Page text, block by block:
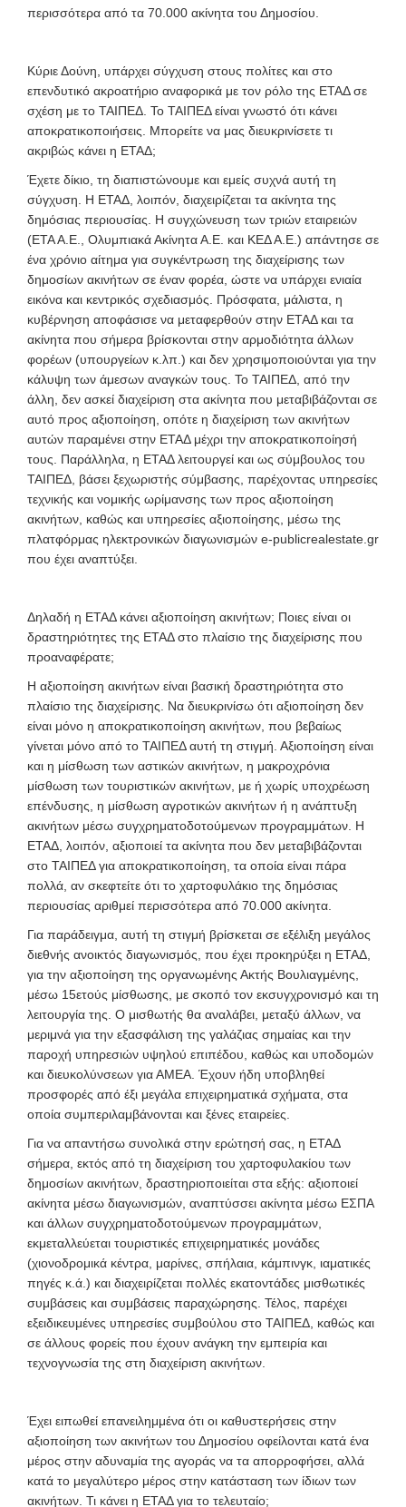
περισσότερα από τα 70.000 ακίνητα του Δημοσίου.
Κύριε Δούνη, υπάρχει σύγχυση στους πολίτες και στο
επενδυτικό ακροατήριο αναφορικά με τον ρόλο της ΕΤΑΔ σε
σχέση με το ΤΑΙΠΕΔ. Το ΤΑΙΠΕΔ είναι γνωστό ότι κάνει
αποκρατικοποιήσεις. Μπορείτε να μας διευκρινίσετε τι
ακριβώς κάνει η ΕΤΑΔ;
Έχετε δίκιο, τη διαπιστώνουμε και εμείς συχνά αυτή τη
σύγχυση. Η ΕΤΑΔ, λοιπόν, διαχειρίζεται τα ακίνητα της
δημόσιας περιουσίας. Η συγχώνευση των τριών εταιρειών
(ΕΤΑ Α.Ε., Ολυμπιακά Ακίνητα Α.Ε. και ΚΕΔ Α.Ε.) απάντησε σε
ένα χρόνιο αίτημα για συγκέντρωση της διαχείρισης των
δημοσίων ακινήτων σε έναν φορέα, ώστε να υπάρχει ενιαία
εικόνα και κεντρικός σχεδιασμός. Πρόσφατα, μάλιστα, η
κυβέρνηση αποφάσισε να μεταφερθούν στην ΕΤΑΔ και τα
ακίνητα που σήμερα βρίσκονται στην αρμοδιότητα άλλων
φορέων (υπουργείων κ.λπ.) και δεν χρησιμοποιούνται για την
κάλυψη των άμεσων αναγκών τους. Το ΤΑΙΠΕΔ, από την
άλλη, δεν ασκεί διαχείριση στα ακίνητα που μεταβιβάζονται σε
αυτό προς αξιοποίηση, οπότε η διαχείριση των ακινήτων
αυτών παραμένει στην ΕΤΑΔ μέχρι την αποκρατικοποίησή
τους. Παράλληλα, η ΕΤΑΔ λειτουργεί και ως σύμβουλος του
ΤΑΙΠΕΔ, βάσει ξεχωριστής σύμβασης, παρέχοντας υπηρεσίες
τεχνικής και νομικής ωρίμανσης των προς αξιοποίηση
ακινήτων, καθώς και υπηρεσίες αξιοποίησης, μέσω της
πλατφόρμας ηλεκτρονικών διαγωνισμών e-publicrealestate.gr
που έχει αναπτύξει.
Δηλαδή η ΕΤΑΔ κάνει αξιοποίηση ακινήτων; Ποιες είναι οι
δραστηριότητες της ΕΤΑΔ στο πλαίσιο της διαχείρισης που
προαναφέρατε;
Η αξιοποίηση ακινήτων είναι βασική δραστηριότητα στο
πλαίσιο της διαχείρισης. Να διευκρινίσω ότι αξιοποίηση δεν
είναι μόνο η αποκρατικοποίηση ακινήτων, που βεβαίως
γίνεται μόνο από το ΤΑΙΠΕΔ αυτή τη στιγμή. Αξιοποίηση είναι
και η μίσθωση των αστικών ακινήτων, η μακροχρόνια
μίσθωση των τουριστικών ακινήτων, με ή χωρίς υποχρέωση
επένδυσης, η μίσθωση αγροτικών ακινήτων ή η ανάπτυξη
ακινήτων μέσω συγχρηματοδοτούμενων προγραμμάτων. Η
ΕΤΑΔ, λοιπόν, αξιοποιεί τα ακίνητα που δεν μεταβιβάζονται
στο ΤΑΙΠΕΔ για αποκρατικοποίηση, τα οποία είναι πάρα
πολλά, αν σκεφτείτε ότι το χαρτοφυλάκιο της δημόσιας
περιουσίας αριθμεί περισσότερα από 70.000 ακίνητα.
Για παράδειγμα, αυτή τη στιγμή βρίσκεται σε εξέλιξη μεγάλος
διεθνής ανοικτός διαγωνισμός, που έχει προκηρύξει η ΕΤΑΔ,
για την αξιοποίηση της οργανωμένης Ακτής Βουλιαγμένης,
μέσω 15ετούς μίσθωσης, με σκοπό τον εκσυγχρονισμό και τη
λειτουργία της. Ο μισθωτής θα αναλάβει, μεταξύ άλλων, να
μεριμνά για την εξασφάλιση της γαλάζιας σημαίας και την
παροχή υπηρεσιών υψηλού επιπέδου, καθώς και υποδομών
και διευκολύνσεων για ΑΜΕΑ. Έχουν ήδη υποβληθεί
προσφορές από έξι μεγάλα επιχειρηματικά σχήματα, στα
οποία συμπεριλαμβάνονται και ξένες εταιρείες.
Για να απαντήσω συνολικά στην ερώτησή σας, η ΕΤΑΔ
σήμερα, εκτός από τη διαχείριση του χαρτοφυλακίου των
δημοσίων ακινήτων, δραστηριοποιείται στα εξής: αξιοποιεί
ακίνητα μέσω διαγωνισμών, αναπτύσσει ακίνητα μέσω ΕΣΠΑ
και άλλων συγχρηματοδοτούμενων προγραμμάτων,
εκμεταλλεύεται τουριστικές επιχειρηματικές μονάδες
(χιονοδρομικά κέντρα, μαρίνες, σπήλαια, κάμπινγκ, ιαματικές
πηγές κ.ά.) και διαχειρίζεται πολλές εκατοντάδες μισθωτικές
συμβάσεις και συμβάσεις παραχώρησης. Τέλος, παρέχει
εξειδικευμένες υπηρεσίες συμβούλου στο ΤΑΙΠΕΔ, καθώς και
σε άλλους φορείς που έχουν ανάγκη την εμπειρία και
τεχνογνωσία της στη διαχείριση ακινήτων.
Έχει ειπωθεί επανειλημμένα ότι οι καθυστερήσεις στην
αξιοποίηση των ακινήτων του Δημοσίου οφείλονται κατά ένα
μέρος στην αδυναμία της αγοράς να τα απορροφήσει, αλλά
κατά το μεγαλύτερο μέρος στην κατάσταση των ίδιων των
ακινήτων. Τι κάνει η ΕΤΑΔ για το τελευταίο;